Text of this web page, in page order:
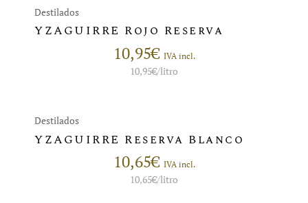
Destilados
YZAGUIRRE Rojo Reserva
10,95€ IVA incl.
10,95€/litro
Destilados
YZAGUIRRE Reserva Blanco
10,65€ IVA incl.
10,65€/litro